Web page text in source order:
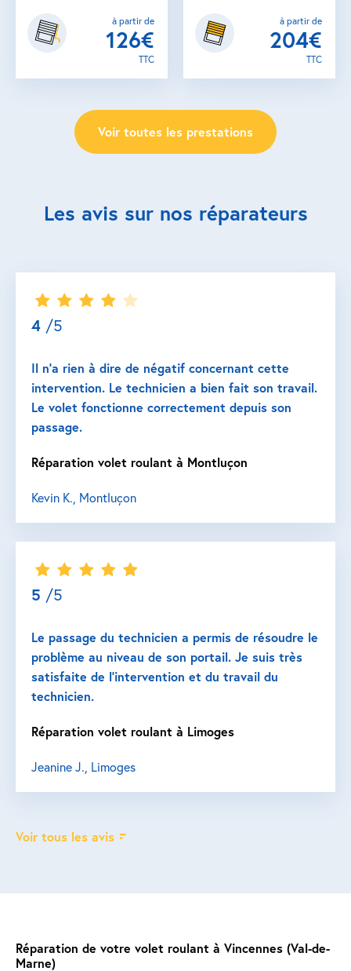
Réparation de votre volet roulant à Vincennes (Val-de-
Marne)
à partir de
126€
TTC
à partir de
204€
TTC
Voir toutes les prestations
Les avis sur nos réparateurs
4 /5
Il n’a rien à dire de négatif concernant cette
intervention. Le technicien a bien fait son travail.
Le volet fonctionne correctement depuis son
passage.
Réparation volet roulant à Montluçon
Kevin K., Montluçon
5 /5
Le passage du technicien a permis de résoudre le
problème au niveau de son portail. Je suis très
satisfaite de l’intervention et du travail du
technicien.
Réparation volet roulant à Limoges
Jeanine J., Limoges
Voir tous les avis